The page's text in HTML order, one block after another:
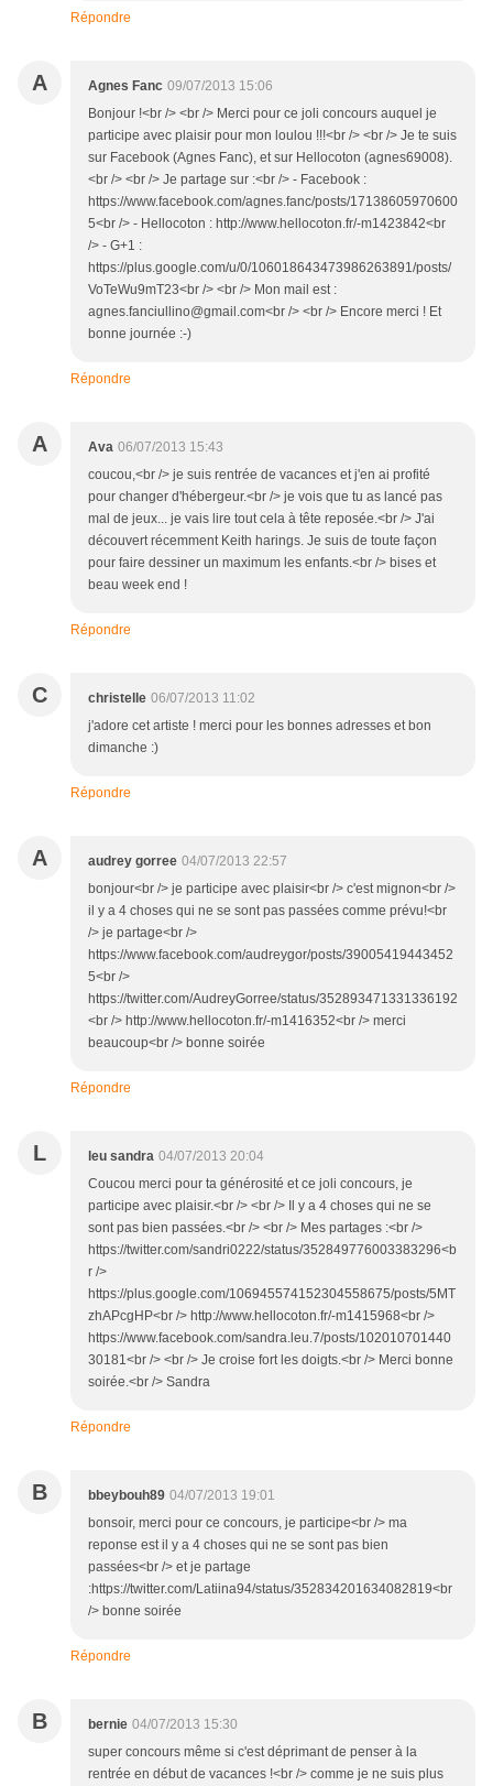
Répondre
A Agnes Fanc 09/07/2013 15:06
Bonjour !<br /> <br /> Merci pour ce joli concours auquel je
participe avec plaisir pour mon loulou !!!<br /> <br /> Je te suis
sur Facebook (Agnes Fanc), et sur Hellocoton (agnes69008).
<br /> <br /> Je partage sur :<br /> - Facebook :
https://www.facebook.com/agnes.fanc/posts/17138605970600
5<br /> - Hellocoton : http://www.hellocoton.fr/-m1423842<br
/> - G+1 :
https://plus.google.com/u/0/106018643473986263891/posts/
VoTeWu9mT23<br /> <br /> Mon mail est :
agnes.fanciullino@gmail.com<br /> <br /> Encore merci ! Et
bonne journée :-)
Répondre
A Ava 06/07/2013 15:43
coucou,<br /> je suis rentrée de vacances et j'en ai profité
pour changer d'hébergeur.<br /> je vois que tu as lancé pas
mal de jeux... je vais lire tout cela à tête reposée.<br /> J'ai
découvert récemment Keith harings. Je suis de toute façon
pour faire dessiner un maximum les enfants.<br /> bises et
beau week end !
Répondre
C christelle 06/07/2013 11:02
j'adore cet artiste ! merci pour les bonnes adresses et bon
dimanche :)
Répondre
A audrey gorree 04/07/2013 22:57
bonjour<br /> je participe avec plaisir<br /> c'est mignon<br />
il y a 4 choses qui ne se sont pas passées comme prévu!<br
/> je partage<br />
https://www.facebook.com/audreygor/posts/39005419443452
5<br />
https://twitter.com/AudreyGorree/status/352893471331336192
<br /> http://www.hellocoton.fr/-m1416352<br /> merci
beaucoup<br /> bonne soirée
Répondre
L leu sandra 04/07/2013 20:04
Coucou merci pour ta générosité et ce joli concours, je
participe avec plaisir.<br /> <br /> Il y a 4 choses qui ne se
sont pas bien passées.<br /> <br /> Mes partages :<br />
https://twitter.com/sandri0222/status/352849776003383296<b
r />
https://plus.google.com/106945574152304558675/posts/5MT
zhAPcgHP<br /> http://www.hellocoton.fr/-m1415968<br />
https://www.facebook.com/sandra.leu.7/posts/102010701440
30181<br /> <br /> Je croise fort les doigts.<br /> Merci bonne
soirée.<br /> Sandra
Répondre
B bbeybouh89 04/07/2013 19:01
bonsoir, merci pour ce concours, je participe<br /> ma
reponse est il y a 4 choses qui ne se sont pas bien
passées<br /> et je partage
:https://twitter.com/Latiina94/status/352834201634082819<br
/> bonne soirée
Répondre
B bernie 04/07/2013 15:30
super concours même si c'est déprimant de penser à la
rentrée en début de vacances !<br /> comme je ne suis plus